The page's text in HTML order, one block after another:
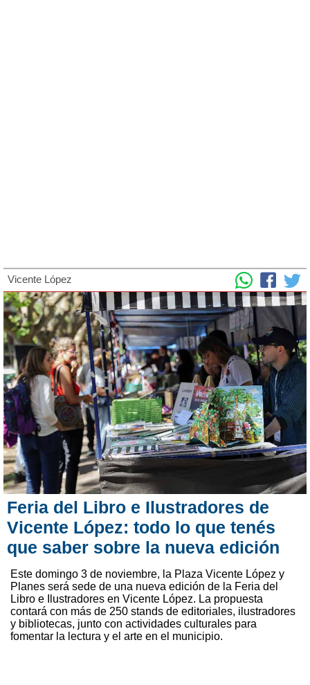
Vicente López
Feria del Libro e Ilustradores de
Vicente López: todo lo que tenés
que saber sobre la nueva edición
Este domingo 3 de noviembre, la Plaza Vicente López y
Planes será sede de una nueva edición de la Feria del
Libro e Ilustradores en Vicente López. La propuesta
contará con más de 250 stands de editoriales, ilustradores
y bibliotecas, junto con actividades culturales para
fomentar la lectura y el arte en el municipio.